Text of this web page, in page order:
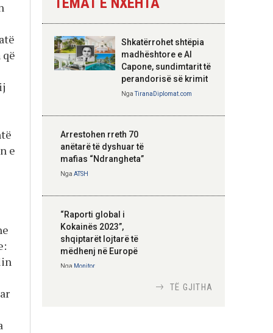
e
Hoxha takim me
zyrtarë të lartë të
DASH: Angazhim i
përbashkët për
strategjik
Shkatërrohet shtëpia
madhështore e Al
Capone, sundimtarit të
perandorisë së krimit
NgaTiranaDiplomat.com
Arrestohen rreth 70
anëtarë të dyshuar të
mafias “Ndrangheta”
Nga ATSH
“Raporti global i
Kokainës 2023”,
shqiptarët lojtarë të
mëdhenj në Europë
Nga Monitor
TË GJITHA